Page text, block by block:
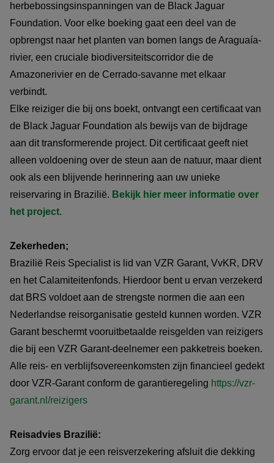
herbebossingsinspanningen van de Black Jaguar
Foundation. Voor elke boeking gaat een deel van de
opbrengst naar het planten van bomen langs de Araguaía-
rivier, een cruciale biodiversiteitscorridor die de
Amazonerivier en de Cerrado-savanne met elkaar
verbindt.
Elke reiziger die bij ons boekt, ontvangt een certificaat van
de Black Jaguar Foundation als bewijs van de bijdrage
aan dit transformerende project. Dit certificaat geeft niet
alleen voldoening over de steun aan de natuur, maar dient
ook als een blijvende herinnering aan uw unieke
reiservaring in Brazilië. Bekijk hier meer informatie over
het project.
Zekerheden;
Brazilië Reis Specialist is lid van VZR Garant, VvKR, DRV
en het Calamiteitenfonds. Hierdoor bent u ervan verzekerd
dat BRS voldoet aan de strengste normen die aan een
Nederlandse reisorganisatie gesteld kunnen worden. VZR
Garant beschermt vooruitbetaalde reisgelden van reizigers
die bij een VZR Garant-deelnemer een pakketreis boeken.
Alle reis- en verblijfsovereenkomsten zijn financieel gedekt
door VZR-Garant conform de garantieregeling https://vzr-
garant.nl/reizigers
Reisadvies Brazilië:
Zorg ervoor dat je een reisverzekering afsluit die dekking